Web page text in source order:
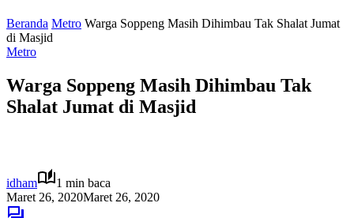
Beranda Metro Warga Soppeng Masih Dihimbau Tak Shalat Jumat
di Masjid
Metro
Warga Soppeng Masih Dihimbau Tak
Shalat Jumat di Masjid
idham
1 min baca
Maret 26, 2020Maret 26, 2020